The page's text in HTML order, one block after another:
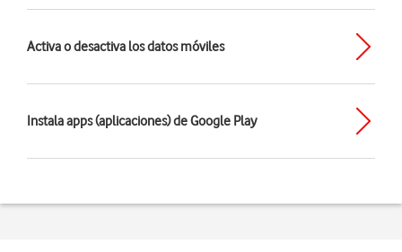
Activa o desactiva los datos móviles
Instala apps (aplicaciones) de Google Play